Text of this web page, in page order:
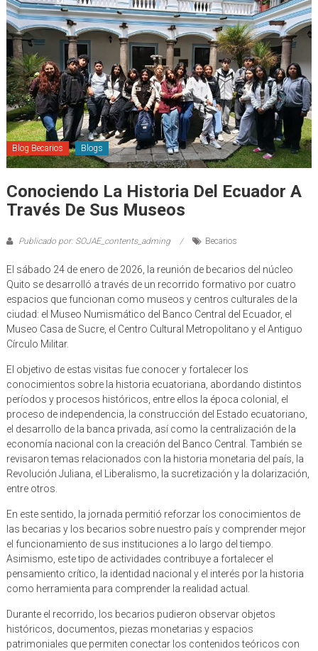
Blog Becarios Blogs
Conociendo La Historia Del Ecuador A
Través De Sus Museos
Publicado por: SOJAE_contents_adming Becarios
El sábado 24 de enero de 2026, la reunión de becarios del núcleo
Quito se desarrolló a través de un recorrido formativo por cuatro
espacios que funcionan como museos y centros culturales de la
ciudad: el Museo Numismático del Banco Central del Ecuador, el
Museo Casa de Sucre, el Centro Cultural Metropolitano y el Antiguo
Círculo Militar.
El objetivo de estas visitas fue conocer y fortalecer los
conocimientos sobre la historia ecuatoriana, abordando distintos
períodos y procesos históricos, entre ellos la época colonial, el
proceso de independencia, la construcción del Estado ecuatoriano,
el desarrollo de la banca privada, así como la centralización de la
economía nacional con la creación del Banco Central. También se
revisaron temas relacionados con la historia monetaria del país, la
Revolución Juliana, el Liberalismo, la sucretización y la dolarización,
entre otros.
En este sentido, la jornada permitió reforzar los conocimientos de
las becarias y los becarios sobre nuestro país y comprender mejor
el funcionamiento de sus instituciones a lo largo del tiempo.
Asimismo, este tipo de actividades contribuye a fortalecer el
pensamiento crítico, la identidad nacional y el interés por la historia
como herramienta para comprender la realidad actual.
Durante el recorrido, los becarios pudieron observar objetos
históricos, documentos, piezas monetarias y espacios
patrimoniales que permiten conectar los contenidos teóricos con